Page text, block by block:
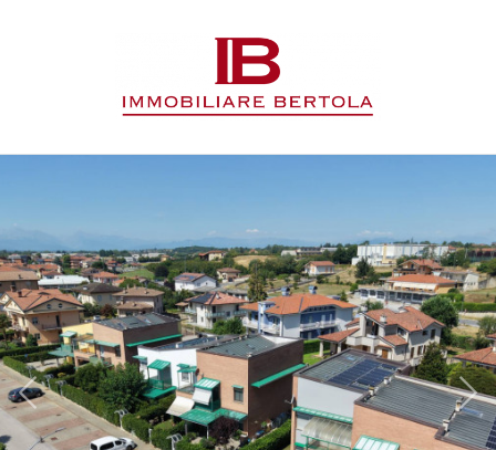
SERVIZI
CONTATTI
Vendita
Affitto
Scegli